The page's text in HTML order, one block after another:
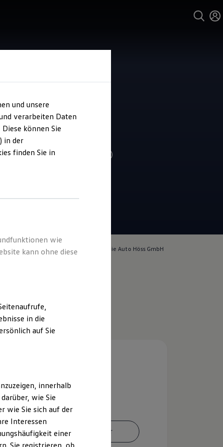
Höss
4.8| 171 Bewertungen
für die Inhalte auf dieser Seite ist die Auto Höss GmbH
Ansprechpartner
und unsere
verarbeiten Daten
können Sie
in der
finden Sie in
wie
kann ohne diese
in die
auf Sie
innerhalb
wie Sie
wie Sie sich auf der
Interessen
einer
Sie registrieren, ob